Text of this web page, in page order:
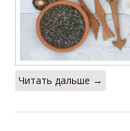
Читать дальше →